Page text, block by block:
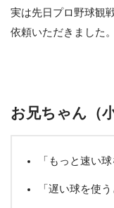
実は先日プロ野球観
依頼いただきました
お兄ちゃん（
「もっと速い
「遅い球を使